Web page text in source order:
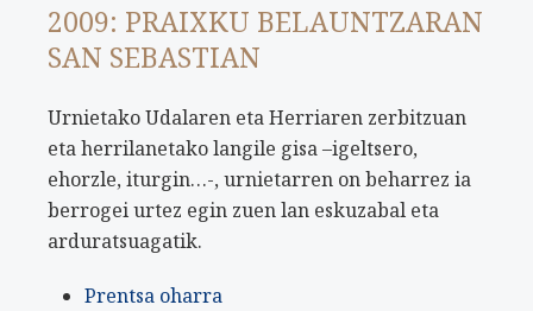
2009: PRAIXKU BELAUNTZARAN
SAN SEBASTIAN
Urnietako Udalaren eta Herriaren zerbitzuan
eta herrilanetako langile gisa –igeltsero,
ehorzle, iturgin…-, urnietarren on beharrez ia
berrogei urtez egin zuen lan eskuzabal eta
arduratsuagatik.
Prentsa oharra